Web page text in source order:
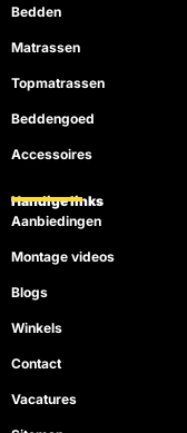
Bedden
Matrassen
Topmatrassen
Beddengoed
Accessoires
Handige links
Aanbiedingen
Montage videos
Blogs
Winkels
Contact
Vacatures